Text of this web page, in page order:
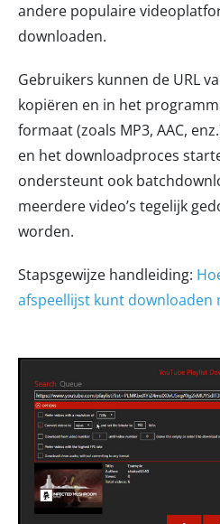
andere populaire
downloaden.
Gebruikers kunnen de URL
kopiëren en in het
formaat (zoals MP3, AAC,
en het downloadproces
ondersteunt ook
meerdere video’s tegelijk
worden.
Stapsgewijze handleiding:
afspeellijst kunt downloaden